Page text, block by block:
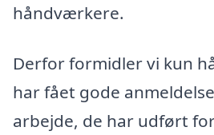
håndværkere.
Derfor formidler vi kun
har fået gode
arbejde, de har udført